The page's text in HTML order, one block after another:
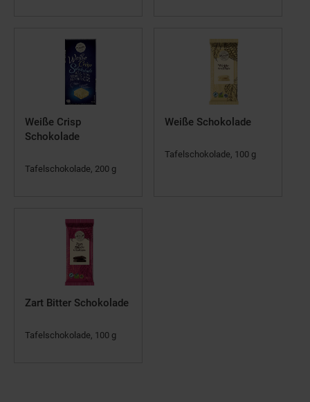
Weiße Crisp
Schokolade
Tafelschokolade, 200 g
Weiße Schokolade
Tafelschokolade, 100 g
Zart Bitter Schokolade
Tafelschokolade, 100 g